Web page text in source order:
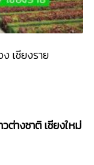
เชียงราย
ต่างชาติ เชียงใหม่